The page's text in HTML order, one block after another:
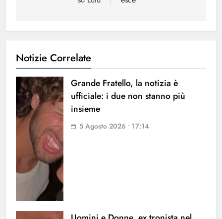
Notizie Correlate
Grande Fratello, la notizia è
ufficiale: i due non stanno più
insieme
5 Agosto 2026 • 17:14